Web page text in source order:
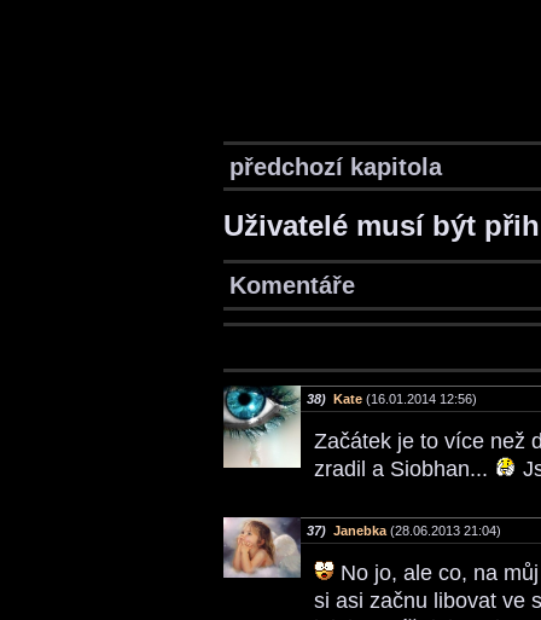
předchozí kapitola
Uživatelé musí být
Komentáře
38) Kate (16.01.2014 12:56)
Začátek je to více než
zradil a Siobhan...
37) Janebka (28.06.2013 21:04)
No jo, ale co, na
si asi začnu libovat ve